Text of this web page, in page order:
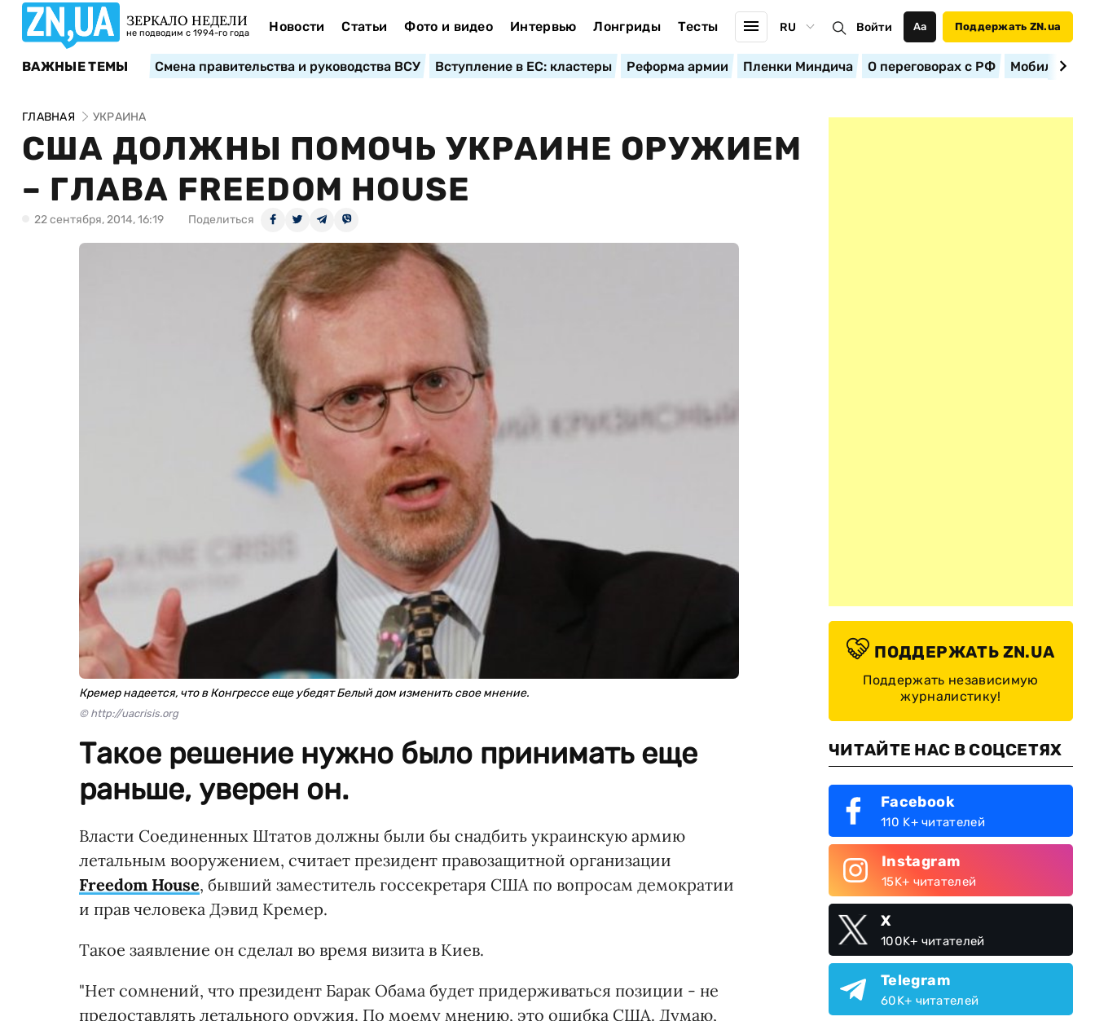
ЗЕРКАЛО НЕДЕЛИ
не подводим с 1994-го года Новости Статьи Фото и видео Интервью Лонгриды Тесты RU Войти Аа Поддержать ZN.ua
ВАЖНЫЕ ТЕМЫ Смена правительства и руководства ВСУ Вступление в ЕС: кластеры Реформа армии Пленки Миндича О переговорах с РФ
ГЛАВНАЯ УКРАИНА
США ДОЛЖНЫ ПОМОЧЬ УКРАИНЕ ОРУЖИЕМ
– ГЛАВА FREEDOM HOUSE
22 сентября, 2014, 16:19 Поделиться
Кремер надеется, что в Конгрессе еще убедят Белый дом изменить свое мнение.
© http://uacrisis.org
Такое решение нужно было принимать еще
раньше, уверен он.
Власти Соединенных Штатов должны были бы снадбить украинскую армию
летальным вооружением, считает президент правозащитной организации
Freedom House, бывший заместитель госсекретаря США по вопросам демократии
и прав человека Дэвид Кремер.
Такое заявление он сделал во время визита в Киев.
"Нет сомнений, что президент Барак Обама будет придерживаться позиции - не
предоставлять летального оружия. По моему мнению, это ошибка США. Думаю,
ПОДДЕРЖАТЬ ZN.UA
Поддержать независимую
журналистику!
ЧИТАЙТЕ НАС В СОЦСЕТЯХ
Facebook
110 K+ читателей
Instagram
15K+ читателей
X
100K+ читателей
Telegram
60K+ читателей